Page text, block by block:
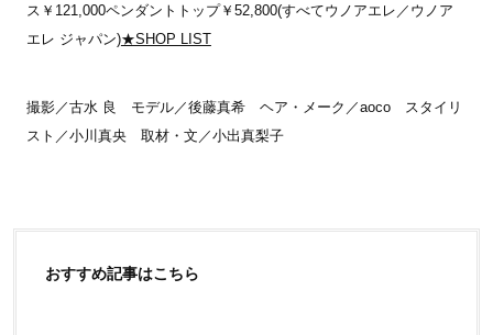
ス￥121,000ペンダントトップ￥52,800(すべてウノアエレ／ウノア
エレ ジャパン)★SHOP LIST
撮影／古水 良 モデル／後藤真希 ヘア・メーク／aoco スタイリ
スト／小川真央 取材・文／小出真梨子
おすすめ記事はこちら